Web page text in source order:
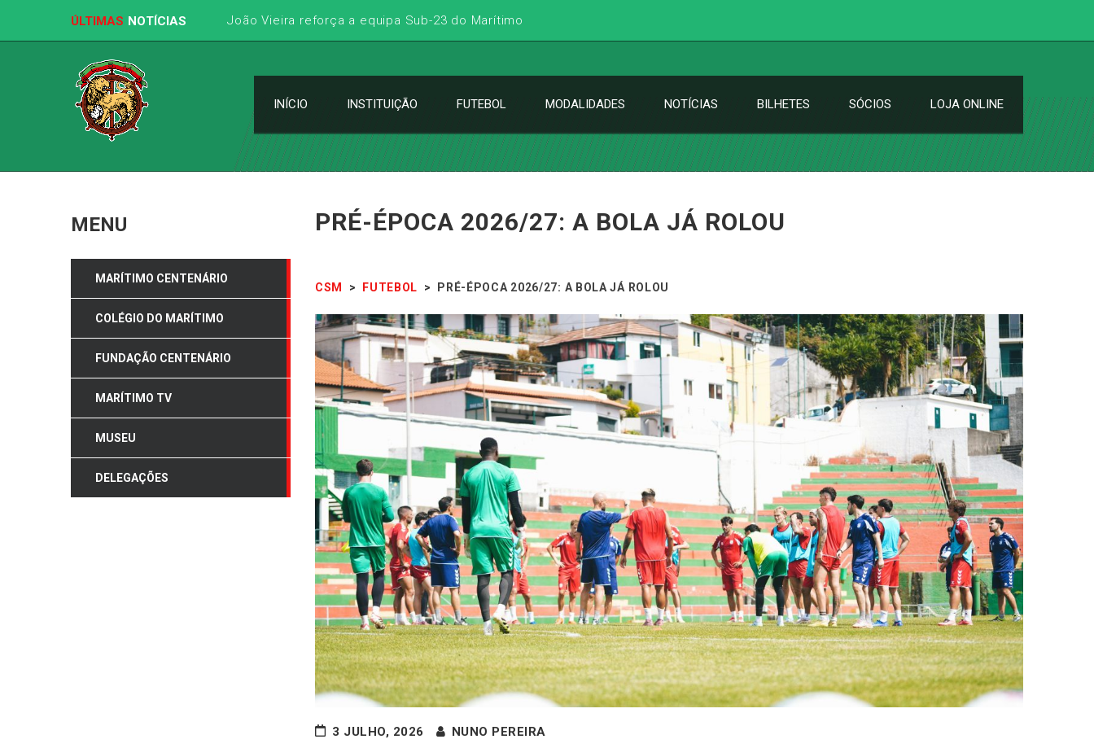
ÚLTIMAS NOTÍCIAS João Vieira reforça a equipa Sub-23 do Marítimo
INÍCIO INSTITUIÇÃO FUTEBOL MODALIDADES NOTÍCIAS BILHETES SÓCIOS LOJA ONLINE
PRÉ-ÉPOCA 2026/27: A BOLA JÁ ROLOU
CSM > FUTEBOL > PRÉ-ÉPOCA 2026/27: A BOLA JÁ ROLOU
3 JULHO, 2026 NUNO PEREIRA
MENU
MARÍTIMO CENTENÁRIO
COLÉGIO DO MARÍTIMO
FUNDAÇÃO CENTENÁRIO
MARÍTIMO TV
MUSEU
DELEGAÇÕES